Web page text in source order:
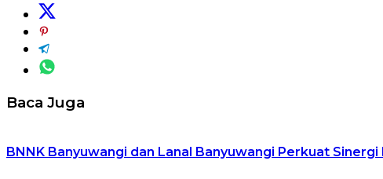
Baca Juga
BNNK Banyuwangi dan Lanal Banyuwangi Perkuat Sinergi